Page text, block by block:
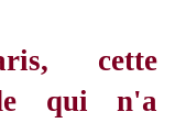
cette
qui n'a